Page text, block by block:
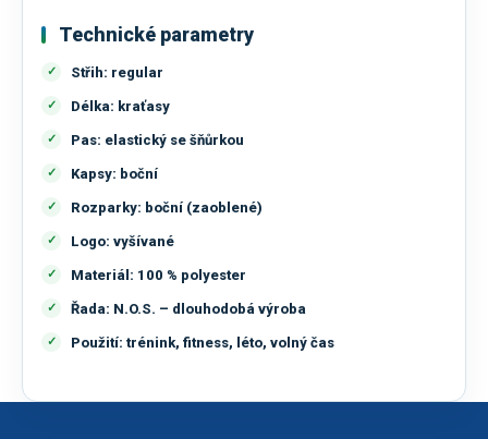
Technické parametry
Střih: regular
Délka: kraťasy
Pas: elastický se šňůrkou
Kapsy: boční
Rozparky: boční (zaoblené)
Logo: vyšívané
Materiál: 100 % polyester
Řada: N.O.S. – dlouhodobá výroba
Použití: trénink, fitness, léto, volný čas